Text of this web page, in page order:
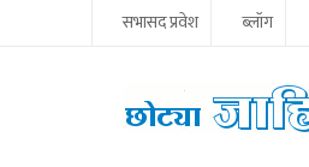
Skip to main content
सभासद प्रवेश ब्लॉग